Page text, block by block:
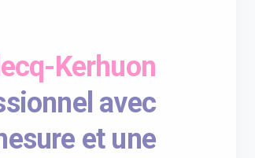
Kerhuon
avec
et une